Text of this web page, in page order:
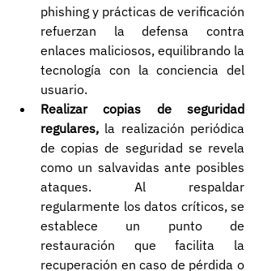
phishing y prácticas de verificación
refuerzan la defensa contra
enlaces maliciosos, equilibrando la
tecnología con la conciencia del
usuario.
Realizar copias de seguridad
regulares, la realización periódica
de copias de seguridad se revela
como un salvavidas ante posibles
ataques. Al respaldar
regularmente los datos críticos, se
establece un punto de
restauración que facilita la
recuperación en caso de pérdida o